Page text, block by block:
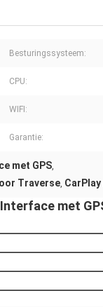
Besturingssysteem:
CPU:
WIFI:
Garantie:
met GPS,
Traverse,
met